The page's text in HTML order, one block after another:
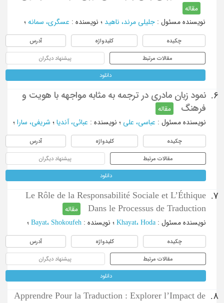
مقاله
نویسنده مسئول : جلیلی مرند، ناهید؛ نویسنده: عسگری، سمانه؛
چکیده کلیدواژه آدرس
مقالات مرتبط پیشنهاد دیگران
دانلود
6.
نمود زبان مادری در ترجمه به مثابه مواجهه با هویت و
فرهنگ
مقاله
نویسنده مسئول : عباسی، علی ؛ نویسنده: عبائی، آندیا؛ شریفی، سارا ؛
چکیده کلیدواژه آدرس
مقالات مرتبط پیشنهاد دیگران
دانلود
7.
Le Rôle de la Responsabilité Sociale et L’Éthique
Dans le Processus de Traduction
مقاله
نویسنده مسئول : Khayat، Hoda؛ نویسنده: Bayat، Shokoufeh؛
چکیده کلیدواژه آدرس
مقالات مرتبط پیشنهاد دیگران
دانلود
8.
Apprendre Pour la Traduction : Explorer l’Impact de